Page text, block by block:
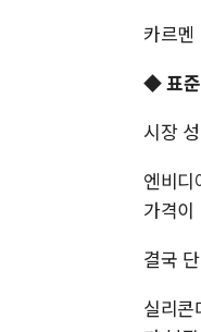
카르
◆ 표
시장
엔비
가격
결국
실리